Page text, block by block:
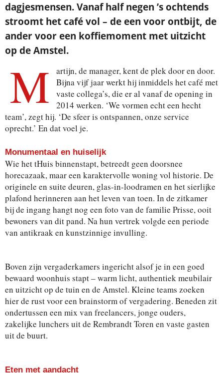
dagjesmensen. Vanaf half negen ’s ochtends
stroomt het café vol – de een voor ontbijt, de
ander voor een koffiemoment met uitzicht
op de Amstel.
M
artijn, de manager, kent de plek door en door.
Bijna vijf jaar werkt hij inmiddels het café met
vaste collega’s, die er al vanaf de opening in
2014 werken. ‘We vormen echt een hecht
team’, zegt hij. ‘De sfeer is ontspannen, onze service
oprecht.’ En dat voel je.
Monumentaal en huiselijk
Wie het tHuis binnenstapt, betreedt geen doorsnee
horecazaak, maar een karaktervolle woning vol historie. De
originele en suite deuren, glas-in-loodramen en het sierlijke
plafond herinneren aan het leven van toen. In de zitkamer
bij de ingang hangt nog een foto van de familie Prisse, ooit
bewoners van dit pand. Na hun vertrek volgde een periode
van antikraak en kunstzinnige invulling.
Boven zijn vergaderkamers ingericht alsof je in een goed
bewaard woonhuis stapt – warm licht, authentiek meubilair
en uitzicht op de tuin en de Amstel. Kleine teams zoeken
hier de rust voor een brainstorm of vergadering. Beneden zit
ondertussen een mix van freelancers, jonge ouders,
zakelijke lunchers uit de Rembrandt Toren en vaste gasten
uit de buurt.
Eten met aandacht